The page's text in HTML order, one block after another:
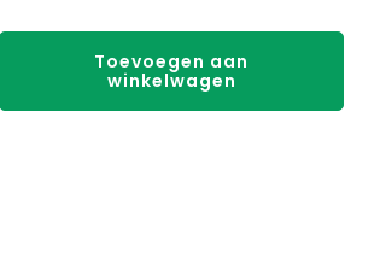
Toevoegen aan
winkelwagen